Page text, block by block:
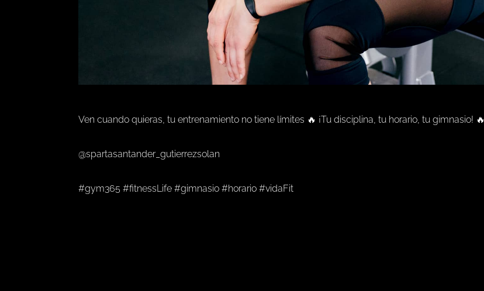
Ven cuando quieras, tu entrenamiento no tiene límites 🔥 ¡Tu disciplina, tu horario, tu gimnasio! 🔥
@spartasantander_gutierrezsolan
#gym365 #fitnessLife #gimnasio #horario #vidaFit